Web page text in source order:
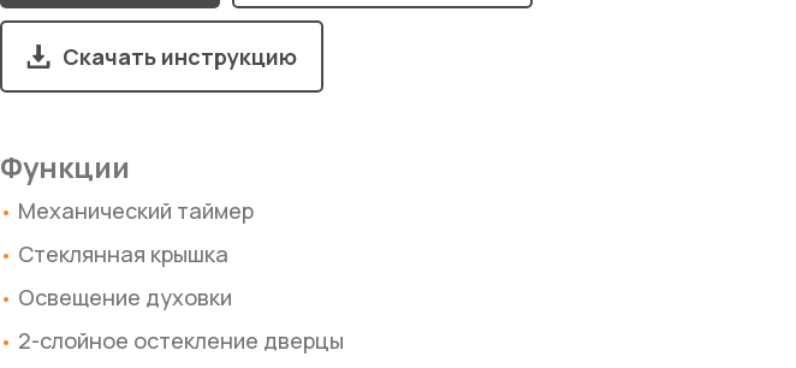
Функции
Механический таймер
Стеклянная крышка
Освещение духовки
2-слойное остекление дверцы
Скачать инструкцию